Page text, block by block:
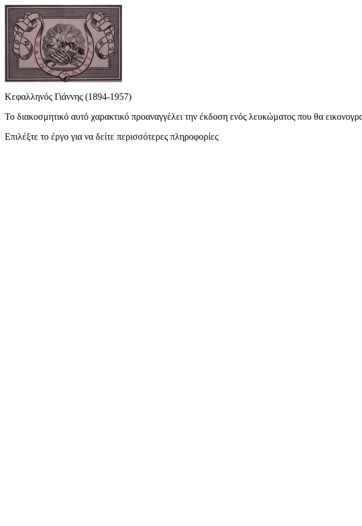
Κεφαλληνός Γιάννης (1894-1957)
Το διακοσμητικό αυτό χαρακτικό προαναγγέλει την έκδοση ενός λευκώματος που θα
Επιλέξτε το έργο για να δείτε περισσότερες πληροφορίες